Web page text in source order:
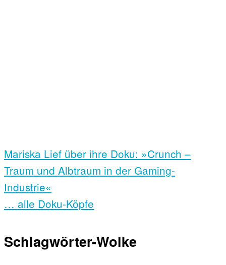
Mariska Lief über ihre Doku: »Crunch –
Traum und Albtraum in der Gaming-
Industrie«
… alle Doku-Köpfe
Schlagwörter-Wolke